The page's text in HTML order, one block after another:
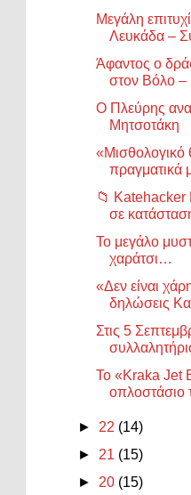
Μεγάλη
Λευκάδα –
Άφαντος ο
στον Βόλο –
Ο Πλεύρης
Μητσοτάκη
«Μισθολογικό
πραγματικά
📁
σε
Το μεγάλο
χαράτσι…
«Δεν είναι
δηλώσεις
Στις 5
Το «Kraka Jet
οπλοστάσιο
► 22 (14)
► 21 (15)
► 20 (15)